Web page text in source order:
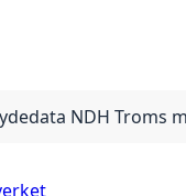
NDH Troms